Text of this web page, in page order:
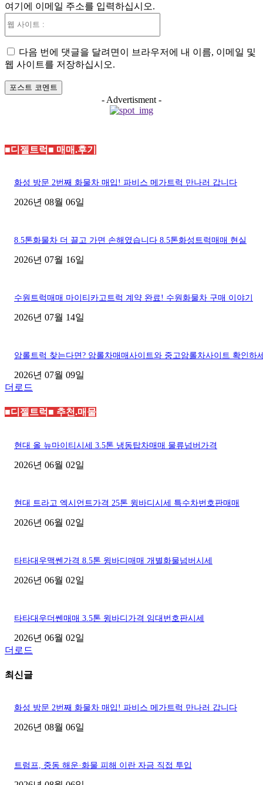
여기에 이메일 주소를 입력하십시오.
트
다음 번에 댓글을 달려면이 브라우저에 내 이름, 이메일 및
웹 사이트를 저장하십시오.
- Advertisment -
■디젤트럭■ 매매.후기
화성 방문 2번째 화물차 매입! 파비스 메가트럭 만나러 갑니다
2026년 08월 06일
8.5톤화물차 더 끌고 가면 손해였습니다 8.5톤화성트럭매매 현실
2026년 07월 16일
수원트럭매매 마이티카고트럭 계약 완료! 수원화물차 구매 이야기
2026년 07월 14일
암롤트럭 찾는다면? 암롤차매매사이트와 중고암롤차사이트 확인하
2026년 07월 09일
더로드
■디젤트럭■ 추천.매물
현대 올 뉴마이티시세 3.5톤 냉동탑차매매 물류넘버가격
2026년 06월 02일
현대 트라고 엑시언트가격 25톤 윙바디시세 특수차번호판매매
2026년 06월 02일
타타대우맥쎈가격 8.5톤 윙바디매매 개별화물넘버시세
2026년 06월 02일
타타대우더쎈매매 3.5톤 윙바디가격 임대번호판시세
2026년 06월 02일
더로드
최신글
화성 방문 2번째 화물차 매입! 파비스 메가트럭 만나러 갑니다
2026년 08월 06일
트럼프, 중동 해운·화물 피해 이란 자금 직접 투입